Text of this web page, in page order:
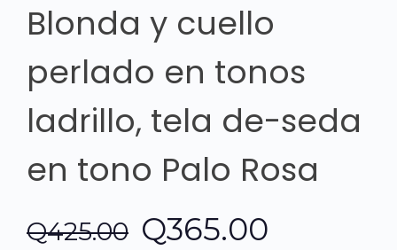
Blonda y cuello
perlado en tonos
ladrillo, tela de-seda
en tono Palo Rosa
Q425.00 El
Q365.00